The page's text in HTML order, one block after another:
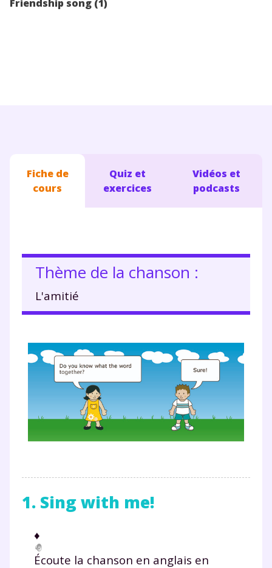
Friendship song (1)
Fiche de
cours
Quiz et
exercices
Vidéos et
podcasts
Thème de la chanson :
L'amitié
1. Sing with me!
♦
Écoute la chanson en anglais en